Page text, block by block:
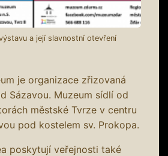
a její slavnostní otevření
je organizace zřizovaná
Sázavou. Muzeum sídlí od
městské Tvrze v centru
pod kostelem sv. Prokopa.
poskytují veřejnosti také